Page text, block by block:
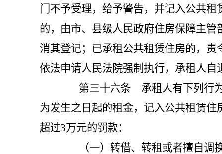
门不予受理，给予警告，并记入公共
的，由市、县级人民政府住房保障主
消其登记；已承租公共租赁住房的，
依法申请人民法院强制执行，承租人
第三十六条 承租人有下列行为
为发生之日起的租金，记入公共租赁
超过3万元的罚款：
（一）转借、转租或者擅自调